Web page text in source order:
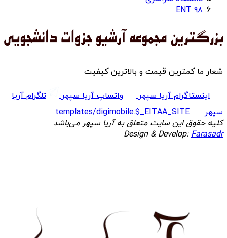
ENT 98
شعار ما کمترین قیمت و بالاترین کیفیت
اینستاگرام آریا سپهر واتساپ آریا سپهر
تلگرام آریا
سپهر
templates/digimobile.$_EITAA_SITE
کلیه حقوق این سایت متعلق به آریا سپهر می‌باشد
Design & Develop:Farasadr